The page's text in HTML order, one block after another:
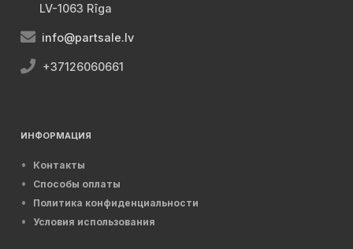
LV-1063 Rīga
info@partsale.lv
+37126060661
ИНФОРМАЦИЯ
Контакты
Способы оплаты
Политика конфиденциальности
Условия использования